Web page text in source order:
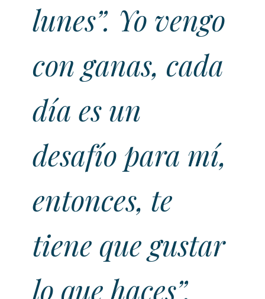
lunes”. Yo vengo
con ganas, cada
día es un
desafío para mí,
entonces, te
tiene que gustar
lo que haces”.